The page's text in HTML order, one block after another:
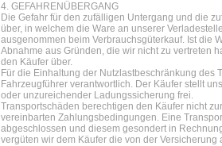
4. GEFAHRENÜBERGANG
Die Gefahr für den zufälligen Untergang und die
über, in welchem die Ware an unserer
ausgenommen beim Verbrauchsgüterkauf. Ist die
Abnahme aus Gründen, die wir nicht zu vertreten
den Käufer über.
Für die Einhaltung der Nutzlastbeschränkung
Fahrzeugführer verantwortlich. Der Käufer stellt
oder unzureichender Ladungssicherung frei.
Transportschäden berechtigen den Käufer nicht
vereinbarten Zahlungsbedingungen. Eine
abgeschlossen und diesem gesondert in
vergüten wir dem Käufer die von der